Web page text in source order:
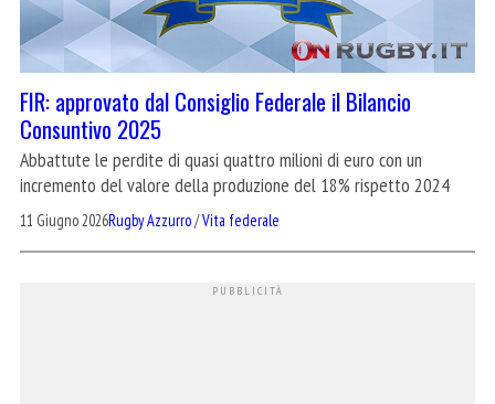
FIR: approvato dal Consiglio Federale il Bilancio
Consuntivo 2025
Abbattute le perdite di quasi quattro milioni di euro con un
incremento del valore della produzione del 18% rispetto 2024
11 Giugno 2026Rugby Azzurro/Vita federale